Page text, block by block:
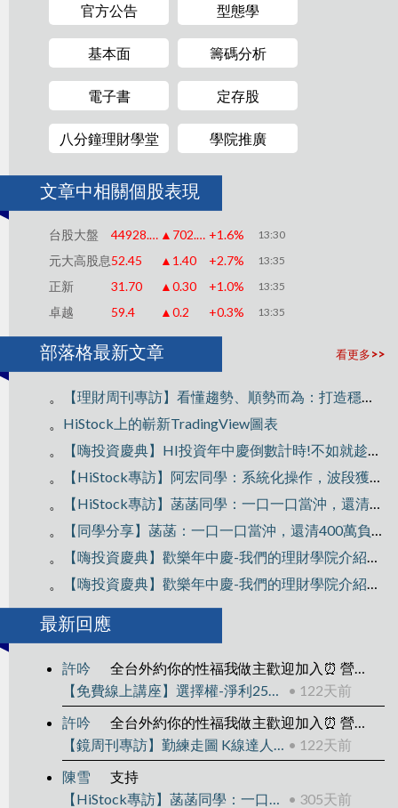
官方公告 型態學
基本面 籌碼分析
電子書 定存股
八分鐘理財學堂 學院推廣
文章中相關個股表現
台股大盤 44928.76 ▲702.85 +1.6% 13:30
元大高股息52.45 ▲1.40 +2.7% 13:35
正新 31.70 ▲0.30 +1.0% 13:35
卓越 59.4 ▲0.2 +0.3% 13:35
看更多>>
部落格最新文章
。
【理財周刊專訪】看懂趨勢、順勢而為：打造穩定獲利的交易思維
。 HiStock上的嶄新TradingView圖表
。
【嗨投資慶典】HI投資年中慶倒數計時!不如就趁雙十衝一波~
。
【HiStock專訪】阿宏同學：系統化操作，波段獲利300萬！
。
【HiStock專訪】菡菡同學：一口一口當沖，還清400萬負債翻轉人生
。
【同學分享】菡菡：一口一口當沖，還清400萬負債翻轉人生
。
【嗨投資慶典】歡樂年中慶-我們的理財學院介紹Part2
。
【嗨投資慶典】歡樂年中慶-我們的理財學院介紹Part1
最新回應
許吟
全台外約你的性福我做主歡迎加入⏰ 營業時間：下午1:00 ～ 凌晨04:00🚗 外送區域：雙北、新竹、台中、彰化、高雄、台南💰 消費方式：到府 / 酒店，一律現金 ✨ 主營類型：清純大學生
【免費線上講座】選擇權-淨利25萬的操作拆解
• 122天前
許吟
全台外約你的性福我做主歡迎加入⏰ 營業時間：下午1:00 ～ 凌晨04:00🚗 外送區域：雙北、新竹、台中、彰化、高雄、台南💰 消費方式：到府 / 酒店，一律現金 ✨ 主營類型：清純大學生
【鏡周刊專訪】勤練走圖 K線達人靠2套戰法賺千萬 • 122天前
陳雪
支持
【HiStock專訪】菡菡同學：一口一口當沖，還清400萬負債翻轉人生
• 305天前